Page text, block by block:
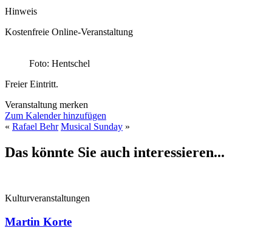
Hinweis
Kostenfreie Online-Veranstaltung
Foto: Hentschel
Freier Eintritt.
Veranstaltung merken
Zum Kalender hinzufügen
« Rafael Behr Musical Sunday »
Das könnte Sie auch interessieren...
Kulturveranstaltungen
Martin Korte